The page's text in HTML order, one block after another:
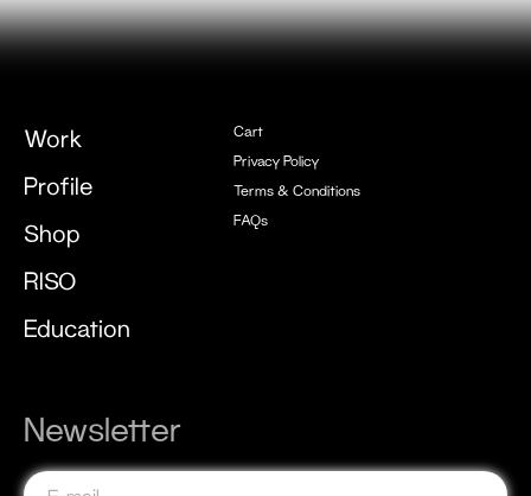
Alberto
Vieira
UNTITLED
Parasitical
Work
Profile
Shop
RISO
Education
Cart
Privacy Policy
Terms & Conditions
FAQs
Newsletter